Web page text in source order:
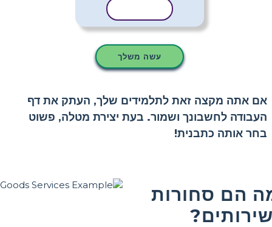
עשה משלך
אם אתה מקצה זאת לתלמידים שלך, העתק את דף
העבודה לחשבונך ושמור. בעת יצירת מטלה, פשוט
בחר אותה כתבנית!
הם סחורות